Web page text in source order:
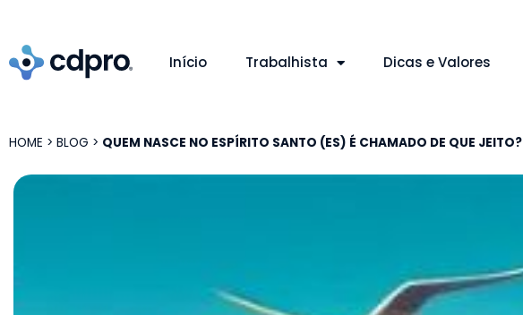
Início Trabalhista Dicas e Valores
HOME > BLOG > QUEM NASCE NO ESPÍRITO SANTO (ES) É CHAMADO DE QUE JEITO?